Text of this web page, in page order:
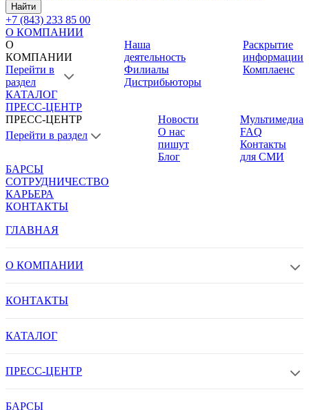
Найти
+7 (843) 233 85 00
О КОМПАНИИ
О
КОМПАНИИ
Перейти в
раздел
Наша
деятельность
Филиалы
Дистрибьюторы
Раскрытие
информации
Комплаенс
КАТАЛОГ
ПРЕСС-ЦЕНТР
ПРЕСС-ЦЕНТР
Перейти в раздел
Новости
О нас
пишут
Блог
Мультимедиа
FAQ
Контакты
для СМИ
БАРСЫ
СОТРУДНИЧЕСТВО
КАРЬЕРА
КОНТАКТЫ
ГЛАВНАЯ
О КОМПАНИИ
КОНТАКТЫ
КАТАЛОГ
ПРЕСС-ЦЕНТР
БАРСЫ